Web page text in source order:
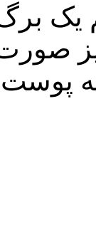
برگ
پوست